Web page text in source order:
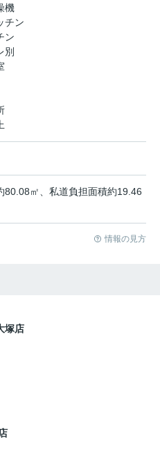
機
チン
ン
別
80.08㎡、私道負担面積約19.46
情報の見方
塚店